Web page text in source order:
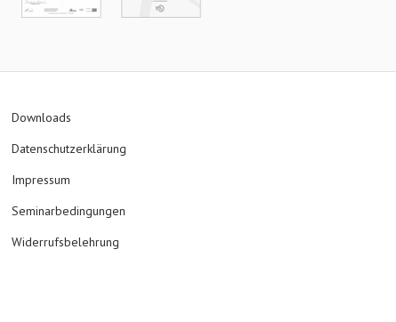
Downloads
Datenschutzerklärung
Impressum
Seminarbedingungen
Widerrufsbelehrung